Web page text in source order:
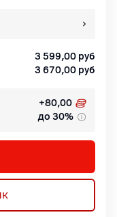
3 599,00 руб
3 670,00 руб
+80,00
до 30%